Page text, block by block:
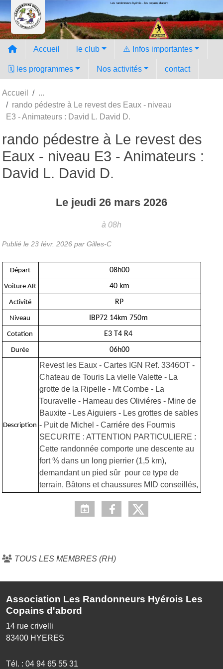
Les randonneurs hyèrois - les copains d'abord
Accueil le club ⚠️ Infos importantes
🗓️ les programmes Nos activités contact
Accueil
rando pédestre à Le revest des Eaux - niveau
E3 - Animateurs : David L. David D.
rando pédestre à Le revest des
Eaux - niveau E3 - Animateurs :
David L. David D.
Le jeudi 26 mars 2026
à 08h
Publié le 23 févr. 2026 par Gilles-C
Départ 08h00
Voiture AR 40 km
Activité RP
Niveau IBP72 14km 750m
Cotation E3 T4 R4
Durée 06h00
Description
Revest les Eaux - Cartes IGN Ref. 3346OT -
Chateau de Touris La vielle Valette - La
grotte de la Ripelle - Mt Combe - La
Touravelle - Hameau des Oliviéres - Mine de
Bauxite - Les Aiguiers - Les grottes de sables
- Puit de Michel - Carriére des Fourmis
SECURITE : ATTENTION PARTICULIERE :
Cette randonnée comporte une descente au
fort % dans un long pierrier (1,5 km),
demandant un pied sûr pour ce type de
terrain, Bâtons et chaussures MID conseillés,
TOUS LES MEMBRES (RH)
Association Les Randonneurs Hyérois Les
Copains d'abord
14 rue crivelli
83400 HYERES
Tél. : 04 94 65 55 31
Panneau de gestion des cookies